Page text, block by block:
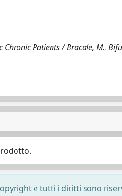
Patients / Bracale, M.,
e tutti i diritti sono